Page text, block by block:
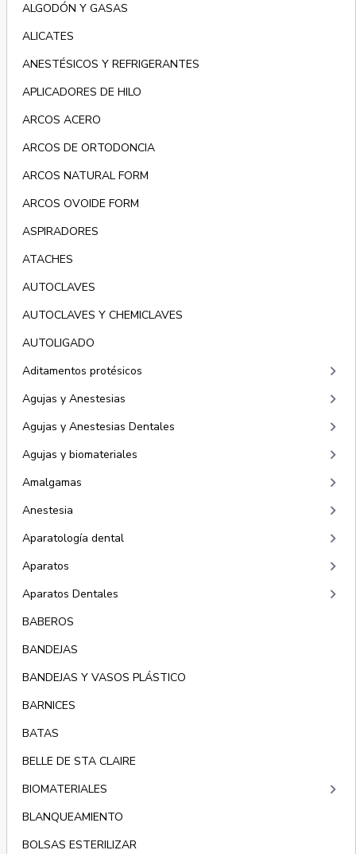
ALGODÓN Y GASAS
ALICATES
ANESTÉSICOS Y REFRIGERANTES
APLICADORES DE HILO
ARCOS ACERO
ARCOS DE ORTODONCIA
ARCOS NATURAL FORM
ARCOS OVOIDE FORM
ASPIRADORES
ATACHES
AUTOCLAVES
AUTOCLAVES Y CHEMICLAVES
AUTOLIGADO
Aditamentos protésicos
keyboard_arrow_right
Agujas y Anestesias keyboard_arrow_right
Agujas y Anestesias Dentales keyboard_arrow_right
Agujas y biomateriales keyboard_arrow_right
Amalgamas keyboard_arrow_right
Anestesia keyboard_arrow_right
Aparatología dental keyboard_arrow_right
Aparatos keyboard_arrow_right
Aparatos Dentales keyboard_arrow_right
BABEROS
BANDEJAS
BANDEJAS Y VASOS PLÁSTICO
BARNICES
BATAS
BELLE DE STA CLAIRE
BIOMATERIALES
keyboard_arrow_right
BLANQUEAMIENTO
BOLSAS ESTERILIZAR